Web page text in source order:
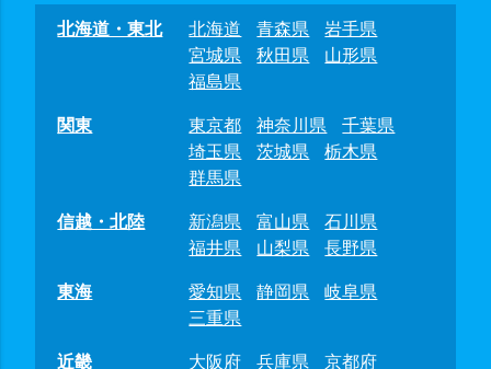
北海道・東北 北海道 青森県
岩手県
宮城県
秋田県
山形県
福島県
関東
東京都 神奈川県
千葉県
埼玉県
茨城県
栃木県
群馬県
信越・北陸
新潟県 富山県
石川県
福井県
山梨県
長野県
東海
愛知県 静岡県
岐阜県
三重県
近畿
大阪府 兵庫県 京都府